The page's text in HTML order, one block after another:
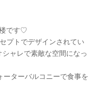
です♡
プトでデザインされてい
ャレで素敵な空間になっ
ーターバルコニーで食事を